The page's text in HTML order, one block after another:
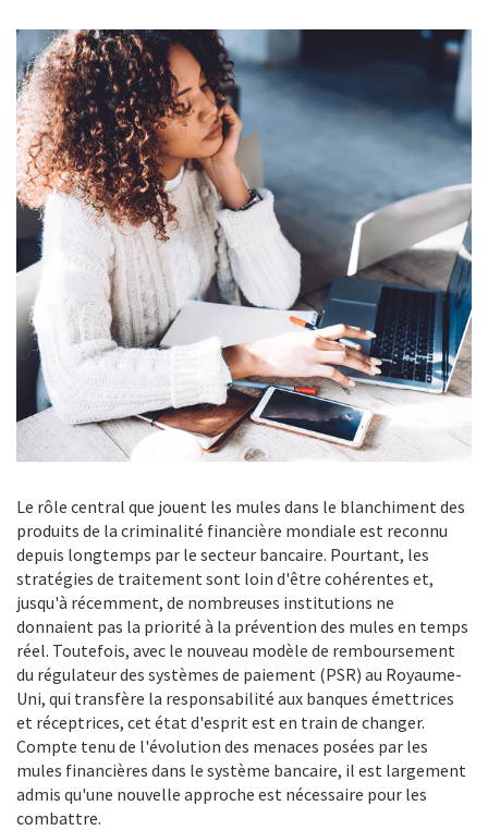
Le rôle central que jouent les mules dans le blanchiment des
produits de la criminalité financière mondiale est reconnu
depuis longtemps par le secteur bancaire. Pourtant, les
stratégies de traitement sont loin d'être cohérentes et,
jusqu'à récemment, de nombreuses institutions ne
donnaient pas la priorité à la prévention des mules en temps
réel. Toutefois, avec le nouveau modèle de remboursement
du régulateur des systèmes de paiement (PSR) au Royaume-
Uni, qui transfère la responsabilité aux banques émettrices
et réceptrices, cet état d'esprit est en train de changer.
Compte tenu de l'évolution des menaces posées par les
mules financières dans le système bancaire, il est largement
admis qu'une nouvelle approche est nécessaire pour les
combattre.